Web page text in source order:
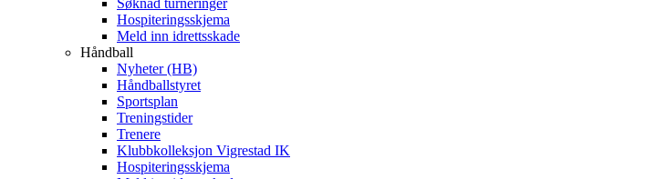
Søknad turneringer
Hospiteringsskjema
Meld inn idrettsskade
Håndball
Nyheter (HB)
Håndballstyret
Sportsplan
Treningstider
Trenere
Klubbkolleksjon Vigrestad IK
Hospiteringsskjema